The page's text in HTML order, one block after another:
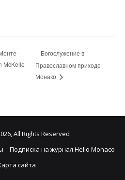
McKelle
Богослужение в
Православном приходе
Монако
All Rights Reserved
Подписка на журнал Hello Monaco
сайта